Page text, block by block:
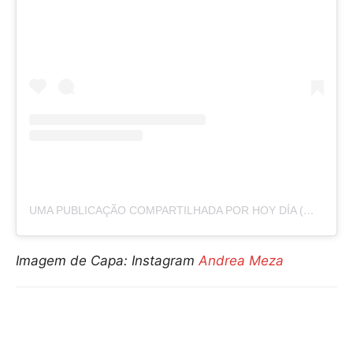
UMA PUBLICAÇÃO COMPARTILHADA POR HOY DÍA (@HOYDIA)
Imagem de Capa: Instagram Andrea Meza